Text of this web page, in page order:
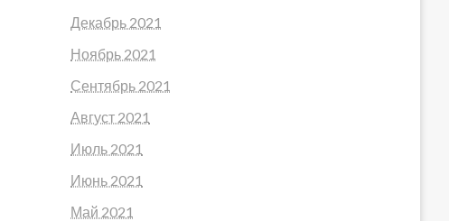
Декабрь 2021
Ноябрь 2021
Сентябрь 2021
Август 2021
Июль 2021
Июнь 2021
Май 2021